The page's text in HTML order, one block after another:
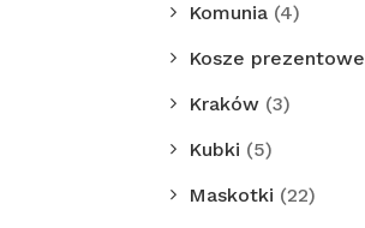
Komunia (4)
Kosze prezentowe
Kraków (3)
Kubki (5)
Maskotki (22)